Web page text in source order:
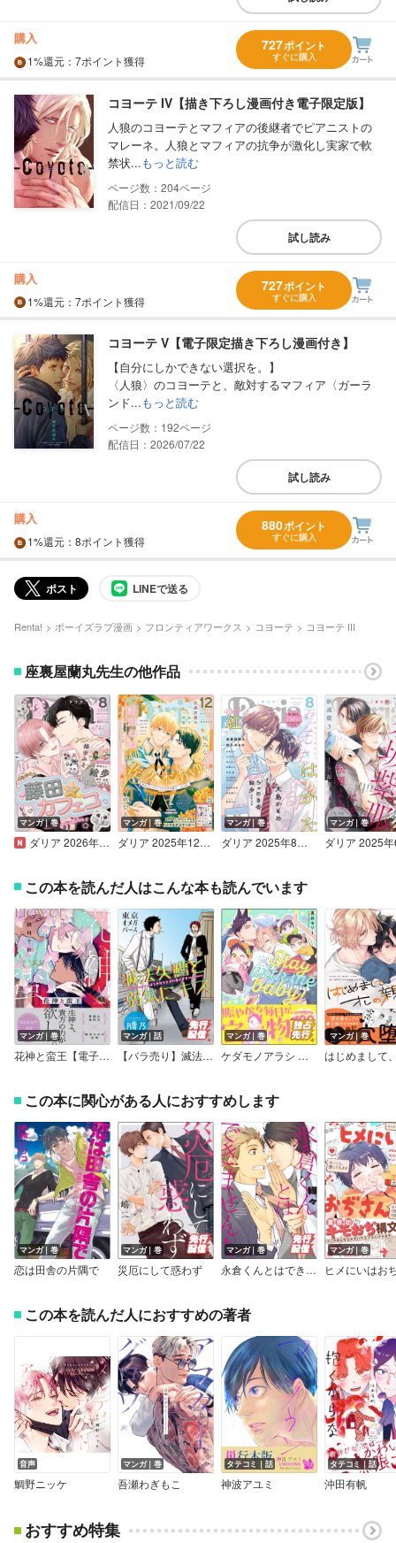
購入
1%還元 ：7ポイント獲得
727ポイント
すぐに購入
コヨーテ IV【描き下ろし漫画付き電子限定版】
人狼のコヨーテとマフィアの後継者でピアニストの
マレーネ。人狼とマフィアの抗争が激化し実家で軟
禁状...もっと読む
204
配信日：2021/09/22
試し読み
購入
1%還元 ：7ポイント獲得
727ポイント
すぐに購入
コヨーテ V【電子限定描き下ろし漫画付き】
【自分にしかできない選択を。】
〈人狼〉のコヨーテと、敵対するマフィア〈ガーラ
ンド...もっと読む
192
配信日：2026/07/22
試し読み
購入
1%還元 ：8ポイント獲得
880ポイント
すぐに購入
ポスト LINEで送る
Renta! ボーイズラブ漫画 フロンティアワークス コヨーテ コヨーテ III
座裏屋蘭丸先生の他作品
マンガ｜巻
ダリア 2026年8月号
マンガ｜巻
ダリア 2025年12月号
マンガ｜巻
ダリア 2025年8月号
マンガ｜巻
この本を読んだ人はこんな本も読んでいます
マンガ｜巻
花神と蛮王【電子特別版】
マンガ｜話
【バラ売り】滅法矢鱈と弱気にキス
マンガ｜巻
ケダモノアラシ ―Stay with me baby！― 【電子限定かきおろし漫画付】
マンガ｜巻
この本に関心がある人におすすめします
マンガ｜巻
恋は田舎の片隅で
マンガ｜巻
災厄にして惑わず
マンガ｜巻
永倉くんとはできません！【電子限定かきおろし漫画付】
マンガ｜巻
ヒメにいはお
この本を読んだ人におすすめの著者
音声
鯛野ニッケ
マンガ｜巻
吾瀬わぎもこ
タテコミ｜話
神波アユミ
タテコミ｜話
沖田有帆
おすすめ特集